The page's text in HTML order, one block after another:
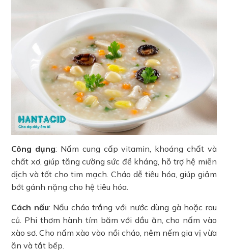
Công dụng: Nấm cung cấp vitamin, khoáng chất và
chất xơ, giúp tăng cường sức đề kháng, hỗ trợ hệ miễn
dịch và tốt cho tim mạch. Cháo dễ tiêu hóa, giúp giảm
bớt gánh nặng cho hệ tiêu hóa.
Cách nấu: Nấu cháo trắng với nước dùng gà hoặc rau
củ. Phi thơm hành tím băm với dầu ăn, cho nấm vào
xào sơ. Cho nấm xào vào nồi cháo, nêm nếm gia vị vừa
ăn và tắt bếp.